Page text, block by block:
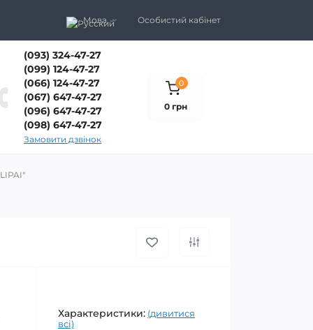
Мова Особистий кабінет
(093) 324-47-27
(099) 124-47-27
(066) 124-47-27
(067) 647-47-27
(096) 647-47-27
(098) 647-47-27
Замовити дзвінок
0
0 грн
Характеристики: (дивитися
всі)